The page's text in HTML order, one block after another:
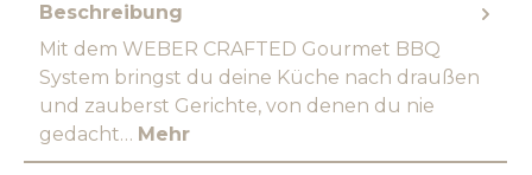
Beschreibung
Mit dem WEBER CRAFTED Gourmet BBQ
System bringst du deine Küche nach draußen
und zauberst Gerichte, von denen du nie
gedacht… Mehr